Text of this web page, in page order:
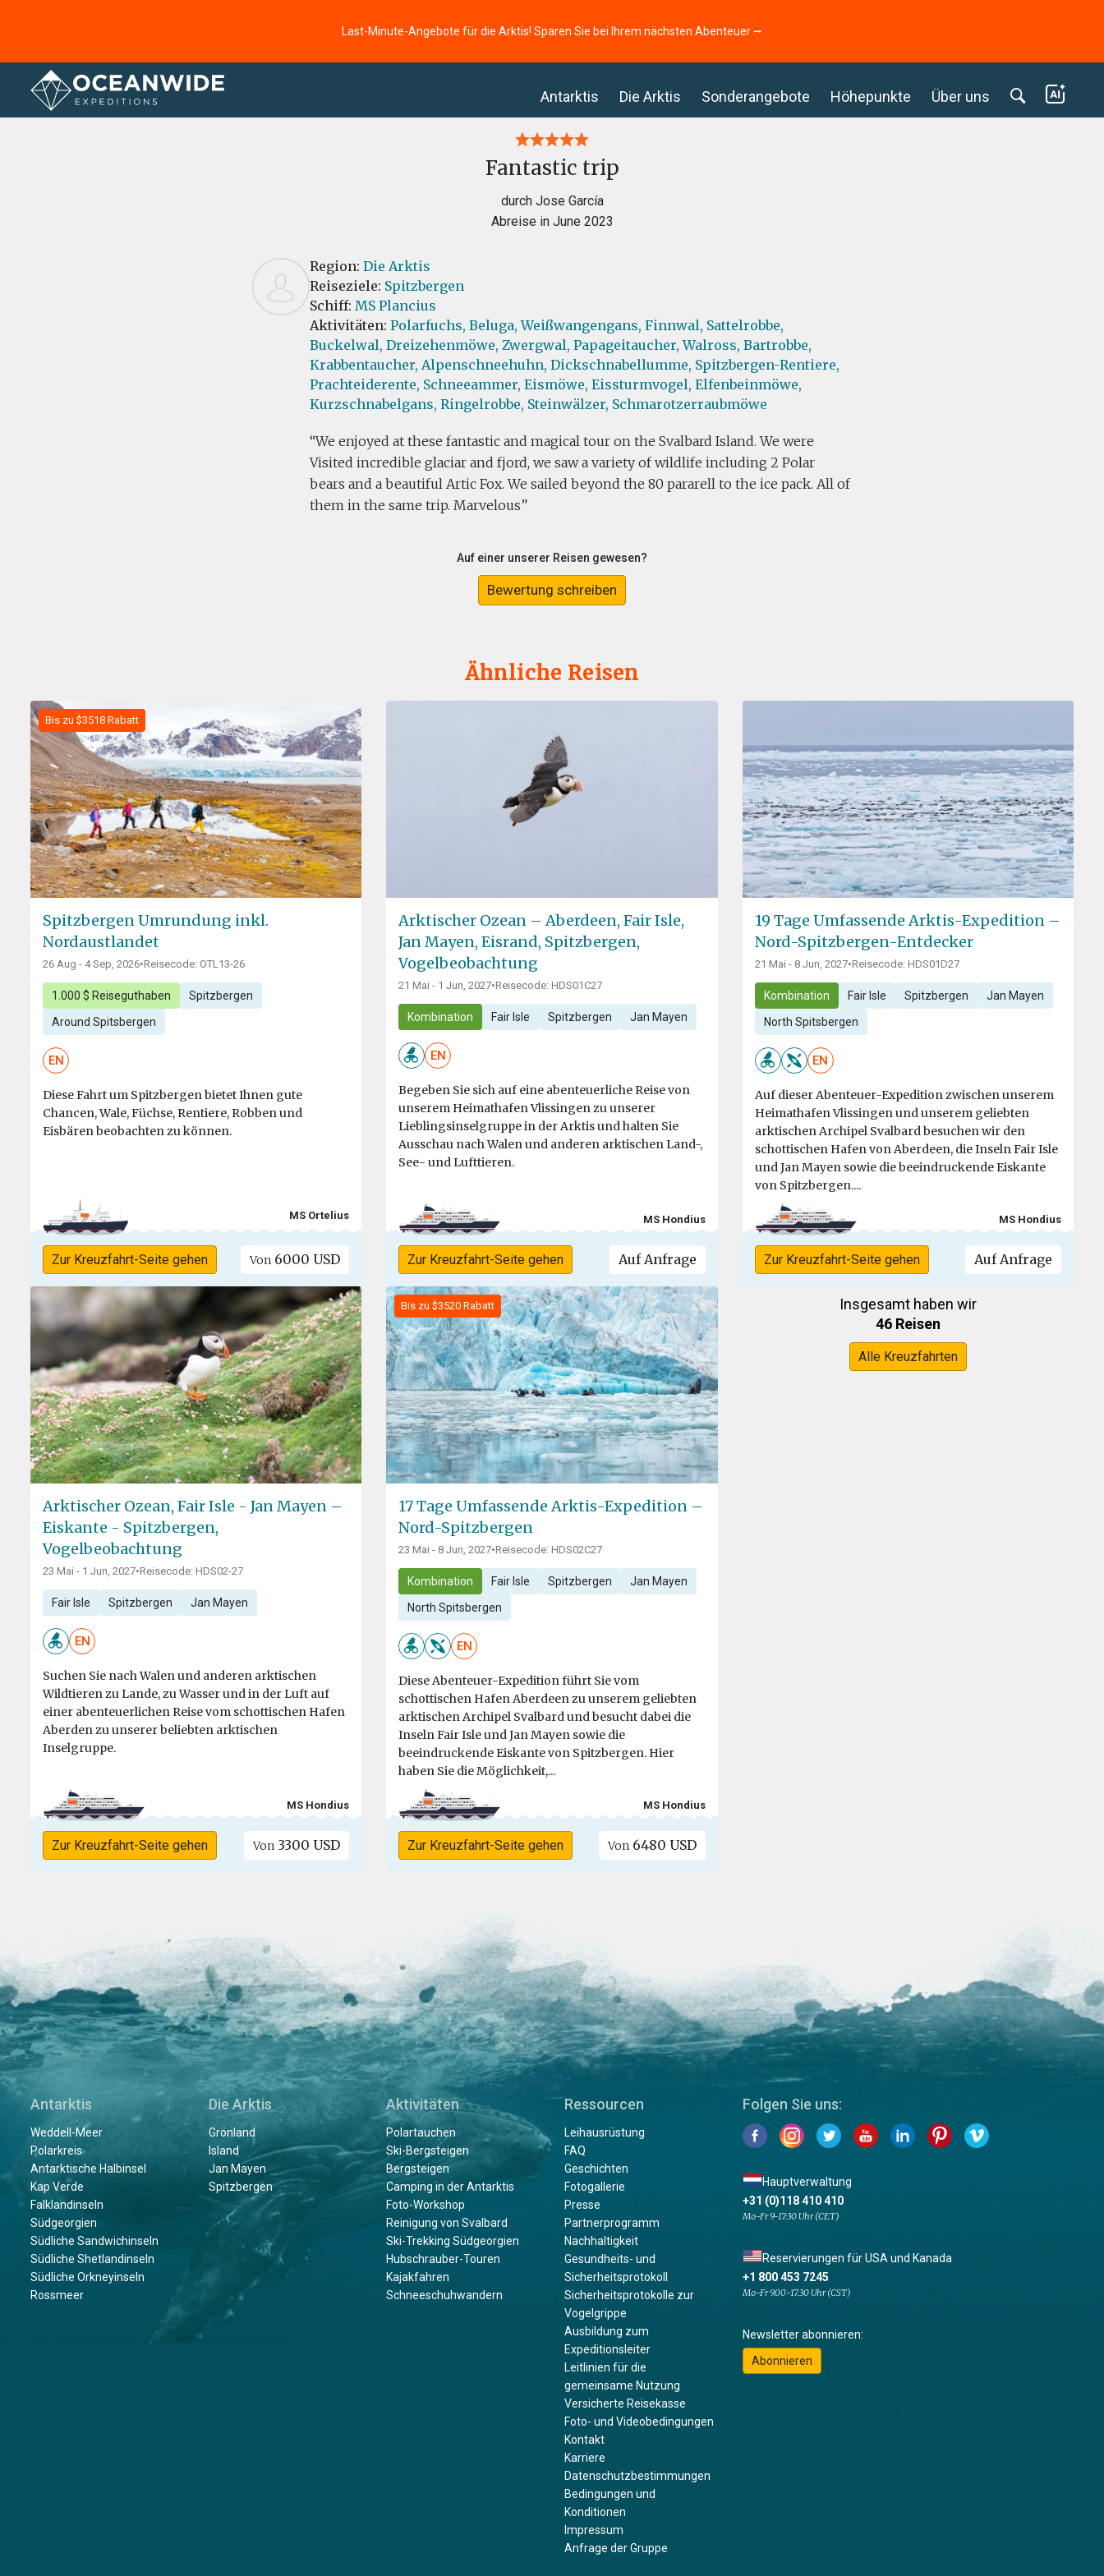
Last-Minute-Angebote für die Arktis! Sparen Sie bei Ihrem nächsten Abenteuer ⭢
Antarktis Die Arktis Sonderangebote Höhepunkte Über uns
Startseite Bewertungen
Fantastic trip
durch Jose García
Abreise in June 2023
Region: Die Arktis
Reiseziele: Spitzbergen
Schiff: MS Plancius
Aktivitäten: Polarfuchs, Beluga, Weißwangengans, Finnwal, Sattelrobbe,
Buckelwal, Dreizehenmöwe, Zwergwal, Papageitaucher, Walross, Bartrobbe,
Krabbentaucher, Alpenschneehuhn, Dickschnabellumme, Spitzbergen-Rentiere,
Prachteiderente, Schneeammer, Eismöwe, Eissturmvogel, Elfenbeinmöwe,
Kurzschnabelgans, Ringelrobbe, Steinwälzer, Schmarotzerraubmöwe
We enjoyed at these fantastic and magical tour on the Svalbard Island. We were
Visited incredible glaciar and fjord, we saw a variety of wildlife including 2 Polar
bears and a beautiful Artic Fox. We sailed beyond the 80 pararell to the ice pack. All of
them in the same trip. Marvelous
Auf einer unserer Reisen gewesen?
Bewertung schreiben
Ähnliche Reisen
Bis zu $3518 Rabatt
Spitzbergen Umrundung inkl.
Nordaustlandet
26 Aug - 4 Sep, 2026•Reisecode: OTL13-26
1.000 $ Reiseguthaben Spitzbergen
Around Spitsbergen
EN
Diese Fahrt um Spitzbergen bietet Ihnen gute
Chancen, Wale, Füchse, Rentiere, Robben und
Eisbären beobachten zu können.
MS Ortelius
Zur Kreuzfahrt-Seite gehen Von 6000 USD
Arktischer Ozean – Aberdeen, Fair Isle,
Jan Mayen, Eisrand, Spitzbergen,
Vogelbeobachtung
21 Mai - 1 Jun, 2027•Reisecode: HDS01C27
Kombination Fair Isle Spitzbergen Jan Mayen
EN
Begeben Sie sich auf eine abenteuerliche Reise von
unserem Heimathafen Vlissingen zu unserer
Lieblingsinselgruppe in der Arktis und halten Sie
Ausschau nach Walen und anderen arktischen Land-,
See- und Lufttieren.
MS Hondius
Zur Kreuzfahrt-Seite gehen Auf Anfrage
19 Tage Umfassende Arktis-Expedition –
Nord-Spitzbergen-Entdecker
21 Mai - 8 Jun, 2027•Reisecode: HDS01D27
Kombination Fair Isle Spitzbergen Jan Mayen
North Spitsbergen
EN
Auf dieser Abenteuer-Expedition zwischen unserem
Heimathafen Vlissingen und unserem geliebten
arktischen Archipel Svalbard besuchen wir den
schottischen Hafen von Aberdeen, die Inseln Fair Isle
und Jan Mayen sowie die beeindruckende Eiskante
von Spitzbergen....
MS Hondius
Zur Kreuzfahrt-Seite gehen Auf Anfrage
Arktischer Ozean, Fair Isle - Jan Mayen –
Eiskante - Spitzbergen,
Vogelbeobachtung
23 Mai - 1 Jun, 2027•Reisecode: HDS02-27
Fair Isle Spitzbergen Jan Mayen
EN
Suchen Sie nach Walen und anderen arktischen
Wildtieren zu Lande, zu Wasser und in der Luft auf
einer abenteuerlichen Reise vom schottischen Hafen
Aberden zu unserer beliebten arktischen
Inselgruppe.
MS Hondius
Zur Kreuzfahrt-Seite gehen Von 3300 USD
Bis zu $3520 Rabatt
17 Tage Umfassende Arktis-Expedition –
Nord-Spitzbergen
23 Mai - 8 Jun, 2027•Reisecode: HDS02C27
Kombination Fair Isle Spitzbergen Jan Mayen
North Spitsbergen
EN
Diese Abenteuer-Expedition führt Sie vom
schottischen Hafen Aberdeen zu unserem geliebten
arktischen Archipel Svalbard und besucht dabei die
Inseln Fair Isle und Jan Mayen sowie die
beeindruckende Eiskante von Spitzbergen. Hier
haben Sie die Möglichkeit,...
MS Hondius
Zur Kreuzfahrt-Seite gehen Von6480 USD
Insgesamt haben wir
46 Reisen
Alle Kreuzfahrten
Antarktis
Weddell-Meer
Polarkreis
Antarktische Halbinsel
Kap Verde
Falklandinseln
Südgeorgien
Südliche Sandwichinseln
Südliche Shetlandinseln
Südliche Orkneyinseln
Rossmeer
Die Arktis
Grönland
Island
Jan Mayen
Spitzbergen
Aktivitäten
Polartauchen
Ski-Bergsteigen
Bergsteigen
Camping in der Antarktis
Foto-Workshop
Reinigung von Svalbard
Ski-Trekking Südgeorgien
Hubschrauber-Touren
Kajakfahren
Schneeschuhwandern
Ressourcen
Leihausrüstung
FAQ
Geschichten
Fotogallerie
Presse
Partnerprogramm
Nachhaltigkeit
Gesundheits- und
Sicherheitsprotokoll
Sicherheitsprotokolle zur
Vogelgrippe
Ausbildung zum
Expeditionsleiter
Leitlinien für die
gemeinsame Nutzung
Versicherte Reisekasse
Foto- und Videobedingungen
Kontakt
Karriere
Datenschutzbestimmungen
Bedingungen und
Konditionen
Impressum
Anfrage der Gruppe
Folgen Sie uns:
Hauptverwaltung
+31 (0)118 410 410
Mo-Fr 9-17:30 Uhr (CET)
Reservierungen für USA und Kanada
+1 800 453 7245
Mo-Fr 9.00-17.30 Uhr (CST)
Newsletter abonnieren:
Abonnieren